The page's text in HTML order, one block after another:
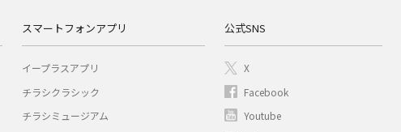
スマートフォンアプリ
イープラスアプリ
チラシクラシック
チラシミュージアム
公式SNS
X
Facebook
Youtube